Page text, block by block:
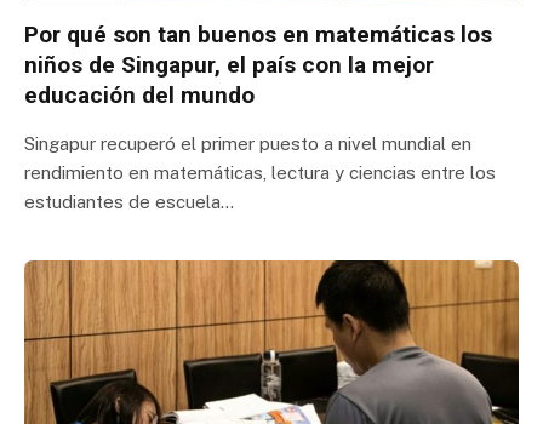
Por qué son tan buenos en matemáticas los
niños de Singapur, el país con la mejor
educación del mundo
Singapur recuperó el primer puesto a nivel mundial en
rendimiento en matemáticas, lectura y ciencias entre los
estudiantes de escuela…